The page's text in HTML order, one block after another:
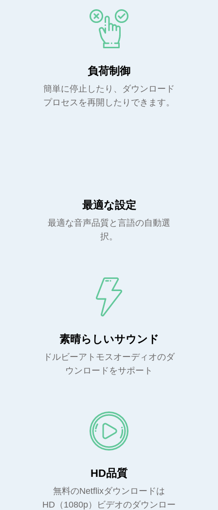
負荷制御
簡単に停止したり、ダウンロード
プロセスを再開したりできます。
最適な設定
最適な音声品質と言語の自動選
択。
素晴らしいサウンド
ドルビーアトモスオーディオのダ
ウンロードをサポート
HD品質
無料のNetflixダウンロードは
HD（1080p）ビデオのダウンロー